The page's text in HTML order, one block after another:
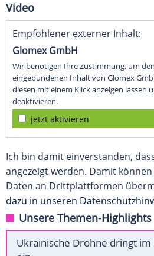
Video
Empfohlener externer Inhalt:
Glomex GmbH
Wir benötigen Ihre Zustimmung, um
eingebundenen Inhalt von Glomex
diesen mit einem Klick anzeigen lassen
deaktivieren.
jetzt aktivieren
Ich bin damit einverstanden,
angezeigt werden. Damit
Daten an Drittplattformen
dazu in unseren
Unsere Themen-Highlights
Ukrainische Drohne dringt im